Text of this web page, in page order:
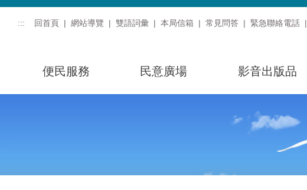
::: 回首頁 網站導覽 雙語詞彙 本局信箱 常見問答 緊急聯絡電話
便民服務 民意廣場 影音出版品